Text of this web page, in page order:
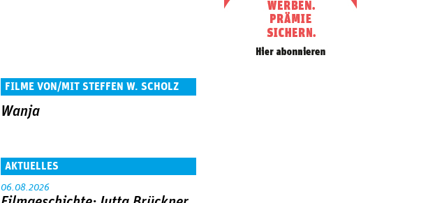
FILME VON/MIT STEFFEN W. SCHOLZ
Wanja
AKTUELLES
06.08.2026